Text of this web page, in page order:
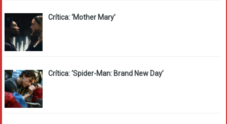
Crítica: ‘Mother Mary’
Crítica: ‘Spider-Man: Brand New Day’